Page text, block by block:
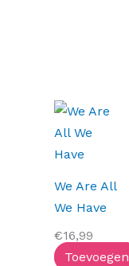
We Are All
We Have
€16,99
Toevoegen